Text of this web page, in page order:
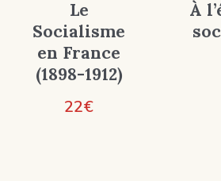
Le
Socialisme
en France
(1898-1912)
22€
À